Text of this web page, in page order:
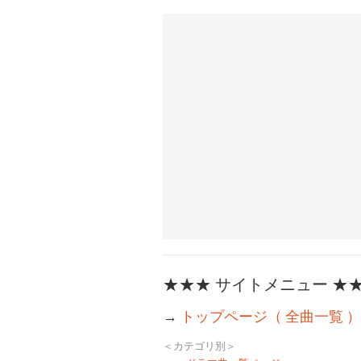
★★★ サイトメニュー
→ トップページ（ 全曲一覧 ）
＜カテゴリ別＞